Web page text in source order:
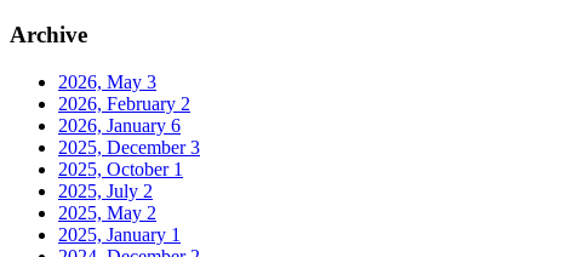
Archive
2026, May 3
2026, February 2
2026, January 6
2025, December3
2025, October 1
2025, July 2
2025, May 2
2025, January 1